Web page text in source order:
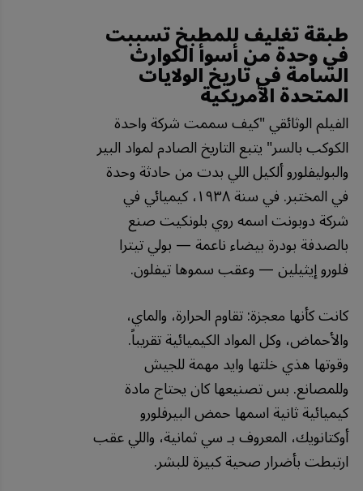
طبقة تغليف للمطبخ تسببت
في وحدة من أسوأ الكوارث
السامة في تاريخ الولايات
المتحدة الأمريكية
الفيلم الوثائقي "كيف سممت شركة واحدة
الكوكب بالسر" يتبع التاريخ الصادم لمواد البير
والبوليفلورو ألكيل اللي بدت من حادثة وحدة
في المختبر. في سنة ١٩٣٨، كيميائي في
شركة دوبونت اسمه روي بلونكيت صنع
بالصدفة بودرة بيضاء ناعمة — بولي تيترا
فلورو إيثيلين — وعقب سموها تيفلون.
كانت كأنها معجزة: تقاوم الحرارة، والماي،
والأحماض، وكل المواد الكيميائية تقريباً.
وقوتها هذي خلتها وايد مهمة للجيش
وللمصانع. بس تصنيعها كان يحتاج مادة
كيميائية ثانية اسمها حمض البيرفلورو
أوكتانويك، المعروف بـ سي ثمانية، واللي عقب
ارتبطت بأضرار صحية كبيرة للبشر.